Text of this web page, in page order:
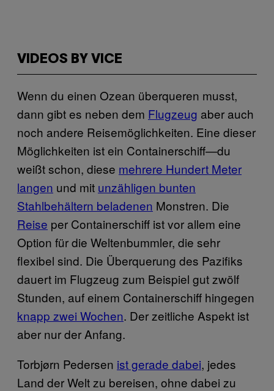
VIDEOS BY VICE
Wenn du einen Ozean überqueren musst,
dann gibt es neben dem Flugzeug aber auch
noch andere Reisemöglichkeiten. Eine dieser
Möglichkeiten ist ein Containerschiff—du
weißt schon, diese mehrere Hundert Meter
langen und mit unzähligen bunten
Stahlbehältern beladenen Monstren. Die
Reise per Containerschiff ist vor allem eine
Option für die Weltenbummler, die sehr
flexibel sind. Die Überquerung des Pazifiks
dauert im Flugzeug zum Beispiel gut zwölf
Stunden, auf einem Containerschiff hingegen
knapp zwei Wochen. Der zeitliche Aspekt ist
aber nur der Anfang.
Torbjørn Pedersen ist gerade dabei, jedes
Land der Welt zu bereisen, ohne dabei zu